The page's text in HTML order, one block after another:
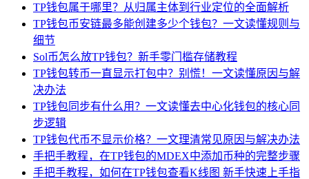
TP钱包属于哪里？从归属主体到行业定位的全面解析
TP钱包币安链最多能创建多少个钱包？一文读懂规则与
细节
Sol币怎么放TP钱包？新手零门槛存储教程
TP钱包转币一直显示打包中？别慌！一文读懂原因与解
决办法
TP钱包同步有什么用？一文读懂去中心化钱包的核心同
步逻辑
TP钱包代币不显示价格？一文理清常见原因与解决办法
手把手教程，在TP钱包的MDEX中添加币种的完整步骤
手把手教程，如何在TP钱包查看K线图 新手快速上手指